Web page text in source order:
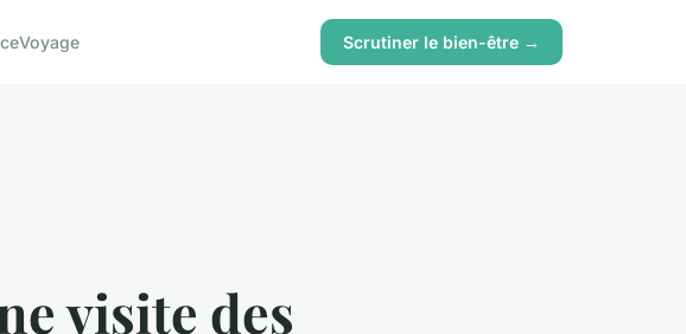
Voyage Scrutiner le bien-être →
visite des